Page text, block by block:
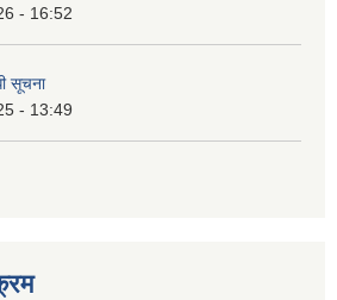
- 16:52
सूचना
- 13:49